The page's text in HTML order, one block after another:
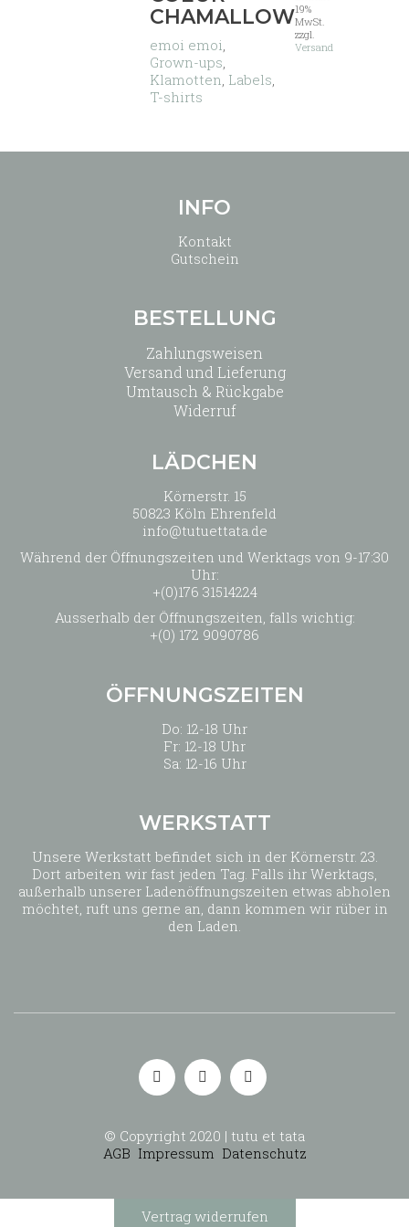
Varianten
Die
Optionen
können
auf
gewählt
CHAMALLOW
emoi emoi,
Grown-ups,
Klamotten, Labels,
T-shirts
19%
MwSt.
zzgl.
Versand
INFO
Kontakt
Gutschein
BESTELLUNG
Zahlungsweisen
Versand und Lieferung
Umtausch & Rückgabe
Widerruf
LÄDCHEN
Körnerstr. 15
50823 Köln Ehrenfeld
info@tutuettata.de
Während der Öffnungszeiten und Werktags von 9-17:30
Uhr:
+(0)176 31514224
Ausserhalb der Öffnungszeiten, falls wichtig:
+(0) 172 9090786
ÖFFNUNGSZEITEN
Do: 12-18 Uhr
Fr: 12-18 Uhr
Sa: 12-16 Uhr
WERKSTATT
Unsere Werkstatt befindet sich in der Körnerstr. 23.
Dort arbeiten wir fast jeden Tag. Falls ihr Werktags,
außerhalb unserer Ladenöffnungszeiten etwas abholen
möchtet, ruft uns gerne an, dann kommen wir rüber in
den Laden.
© Copyright 2020 | tutu et tata
AGB Impressum Datenschutz
Vertrag widerrufen